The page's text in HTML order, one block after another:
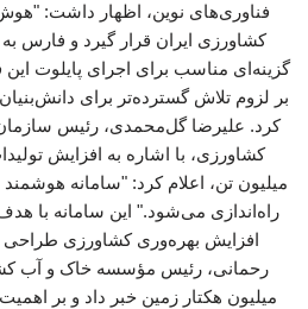
فناوری‌های نوین، اظهار داشت:
کشاورزی ایران قرار گیرد و فارس
گزینه‌ای مناسب برای اجرای پایلوت
بر لزوم تلاش گسترده‌تر برای
کرد. علیرضا گل‌محمدی، رئیس
میلیون تن، اعلام کرد: "سامانه
راه‌اندازی می‌شود." این سامانه با
افزایش بهره‌وری کشاورزی
میلیون هکتار زمین خبر داد و بر